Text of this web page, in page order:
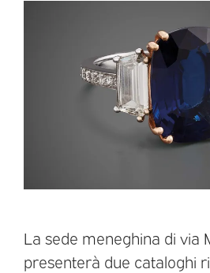
La sede meneghina di via
presenterà due cataloghi